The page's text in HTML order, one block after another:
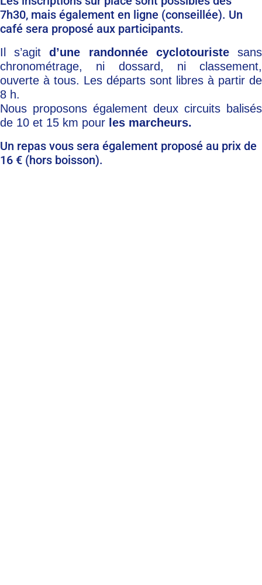
7h30, mais également en ligne (conseillée). Un
café sera proposé aux participants.
Il s’agit d’une randonnée cyclotouristesans
chronométrage, ni dossard, ni classement,
ouverte à tous. Les départs sont libres à partir de
8 h.
Nous proposons également deux circuits balisés
de 10 et 15 km pour les marcheurs.
Un repas vous sera également proposé au prix de
16 € (hors boisson).